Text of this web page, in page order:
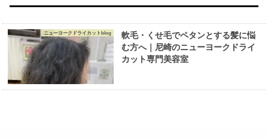
ニューヨークドライカットblog
軟毛・くせ毛でペタンとする髪に悩
む方へ｜尼崎のニューヨークドライ
カット専門美容室